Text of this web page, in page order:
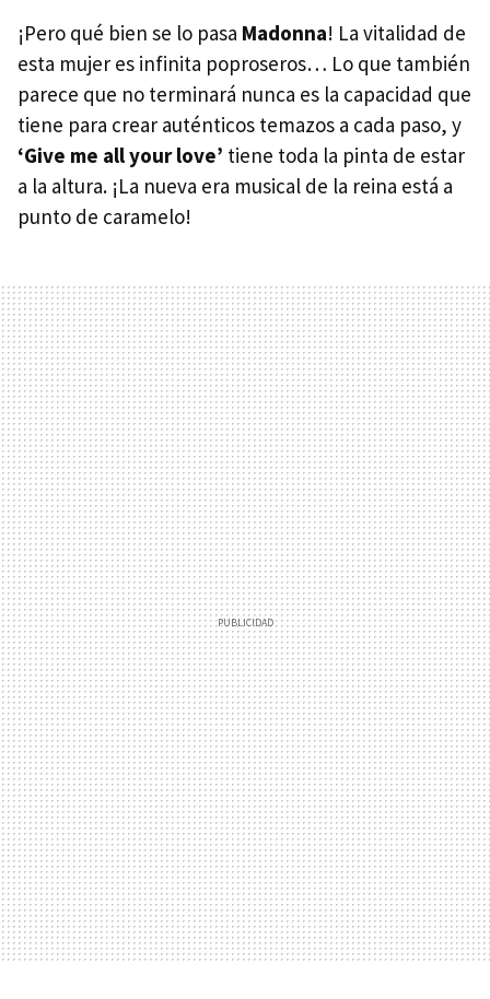
¡Pero qué bien se lo pasa Madonna! La vitalidad de
esta mujer es infinita poproseros… Lo que también
parece que no terminará nunca es la capacidad que
tiene para crear auténticos temazos a cada paso, y
‘Give me all your love’ tiene toda la pinta de estar
a la altura. ¡La nueva era musical de la reina está a
punto de caramelo!